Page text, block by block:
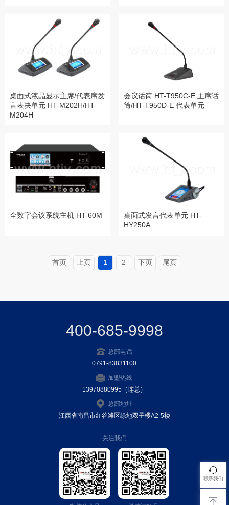
桌面式液晶显示主席/代表席发
言表决单元 HT-M202H/HT-
M204H
会议话筒 HT-T950C-E 主席话
筒/HT-T950D-E 代表单元
全数字会议系统主机 HT-60M
桌面式发言代表单元 HT-
HY250A
首页 上页 1 2 下页 尾页
400-685-9998
总部电话
0791-83831100
加盟热线
13970880995（连总）
总部地址
江西省南昌市红谷滩区绿地双子楼A2-5楼
关注我们
联系我们